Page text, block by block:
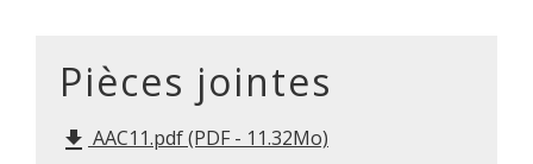
Pièces jointes
file_download AAC11.pdf (PDF - 11.32Mo)